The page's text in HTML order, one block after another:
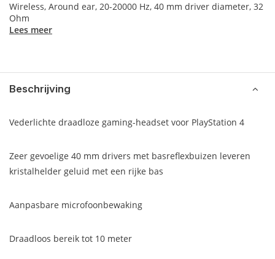
Wireless, Around ear, 20-20000 Hz, 40 mm driver diameter, 32
Ohm
Lees meer
Beschrijving
Vederlichte draadloze gaming-headset voor PlayStation 4
Zeer gevoelige 40 mm drivers met basreflexbuizen leveren
kristalhelder geluid met een rijke bas
Aanpasbare microfoonbewaking
Draadloos bereik tot 10 meter